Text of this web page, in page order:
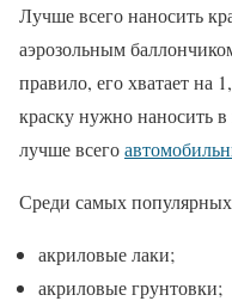
Лучше всего наносить
аэрозольным
правило, его хватает на
краску нужно наносить в
лучше всего
Среди самых популярных
акриловые лаки;
акриловые грунтовки;